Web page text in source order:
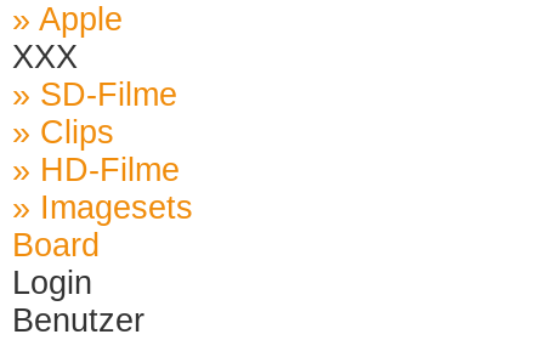
» Apple
XXX
» SD-Filme
» Clips
» HD-Filme
» Imagesets
Board
Login
Benutzer